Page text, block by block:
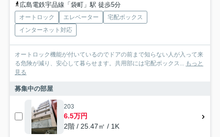
広島電鉄宇品線「袋町」駅 徒歩5分
オートロック エレベーター
宅配ボックス
インターネット対応
オートロック機能が付いているのでドアの前まで知らない人が入って来
る危険が減り、安心して暮らせます。共用部には宅配ボックス... もっと
見る
募集中の部屋
203
6.5万円
2階 / 25.47㎡ / 1K